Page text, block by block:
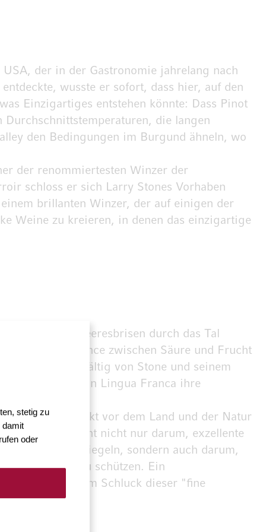
stetig zu
damit
oder
der in der Gastronomie jahrelang nach
wusste er sofort, dass hier, auf den
Einzigartiges entstehen könnte: Dass Pinot
die langen
den Bedingungen im Burgund ähneln, wo
der renommiertesten Winzer der
schloss er sich Larry Stones Vorhaben
brillanten Winzer, der auf einigen der
Weine zu kreieren, in denen das einzigartige
die kühle Meeresbrisen durch das Tal
feine Balance zwischen Säure und Frucht
sorgfältig von Stone und seinem
den Weinen von Lingua Franca ihre
was den Respekt vor dem Land und der Natur
Es geht nicht nur darum, exzellente
widerspiegeln, sondern auch darum,
zu schützen. Ein
sich in jedem Schluck dieser "fine